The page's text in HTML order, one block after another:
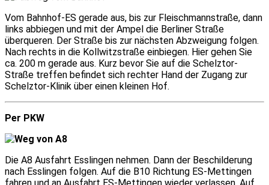
Vom Bahnhof-ES gerade aus, bis zur Fleischmannstraße, dann
links abbiegen und mit der Ampel die Berliner Straße
überqueren. Der Straße bis zur nächsten Abzweigung folgen.
Nach rechts in die Kollwitzstraße einbiegen. Hier gehen Sie
ca. 200 m gerade aus. Kurz bevor Sie auf die Schelztor-
Straße treffen befindet sich rechter Hand der Zugang zur
Schelztor-Klinik über einen kleinen Hof.
Per PKW
Die A8 Ausfahrt Esslingen nehmen. Dann der Beschilderung
nach Esslingen folgen. Auf die B10 Richtung ES-Mettingen